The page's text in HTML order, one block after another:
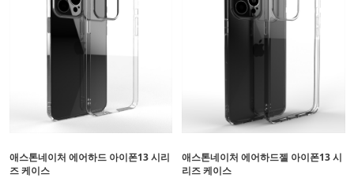
애스톤네이처 에어하드 아이폰13 시리
즈 케이스
애스톤네이처 에어하드젤 아이폰13 시
리즈 케이스